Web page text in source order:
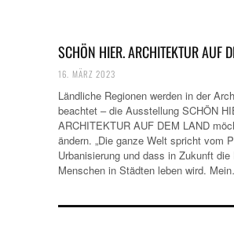
SCHÖN HIER. ARCHITEKTUR AUF
16. MÄRZ 2023
Ländliche Regionen werden in der
beachtet – die Ausstellung SCHÖN
ARCHITEKTUR AUF DEM LAND
ändern. „Die ganze Welt spricht vom
Urbanisierung und dass in Zukunft die
Menschen in Städten leben wird.